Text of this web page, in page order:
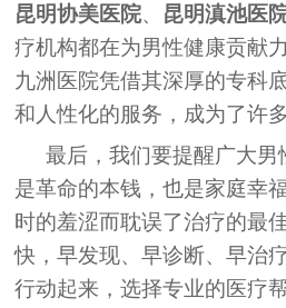
昆明协美医院、 昆明滇池医
疗机构都在为男性健康贡献
九洲医院凭借其深厚的专科
和人性化的服务，成为了许
最后，我们要提醒广大
是革命的本钱，也是家庭幸
时的羞涩而耽误了治疗的最
快，早发现、早诊断、早治
行动起来，选择专业的医疗